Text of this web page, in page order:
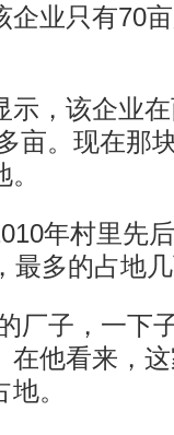
企业只有70
，该企业在
亩。现在那
年村里先后
最多的占地
子，一下子
在他看来，
。